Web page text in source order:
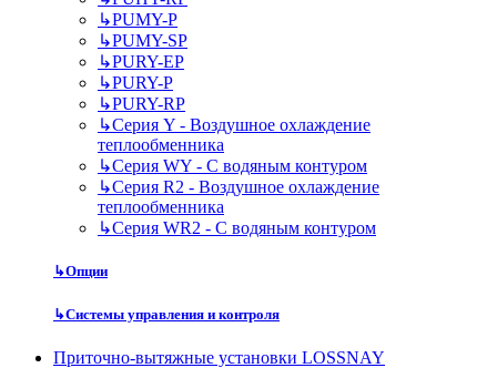
↳PUMY-P
↳PUMY-SP
↳PURY-EP
↳PURY-P
↳PURY-RP
↳Серия Y - Воздушное охлаждение
теплообменника
↳Серия WY - С водяным контуром
↳Серия R2 - Воздушное охлаждение
теплообменника
↳Серия WR2 - С водяным контуром
↳Опции
↳Системы управления и контроля
Приточно-вытяжные установки LOSSNAY